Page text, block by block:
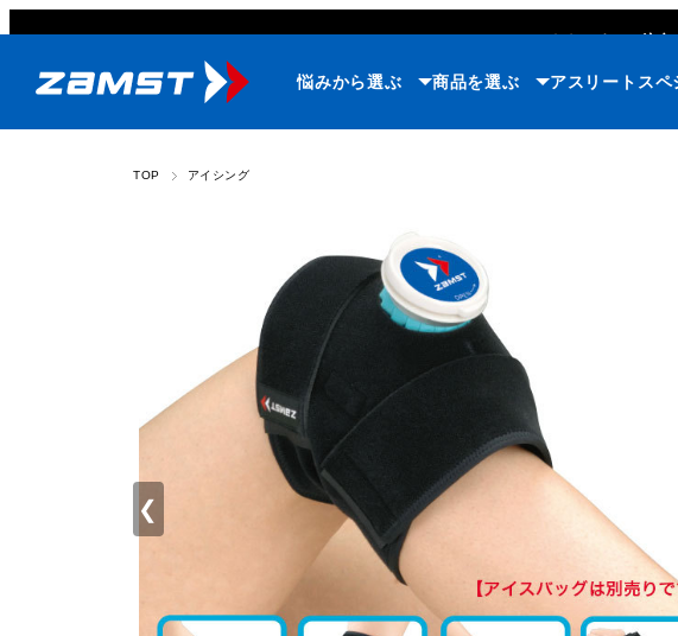
悩みから選ぶ 商品を選ぶ アスリート スペ
TOP アイシング
❮